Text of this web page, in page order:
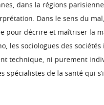
dans la régions
Dans le sens du
pour décrire et maîtriser la
les sociologues des
technique, ni purement
spécialistes de la santé qui